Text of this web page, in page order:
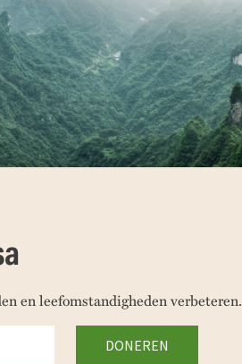
en leefomstandigheden verbeteren.